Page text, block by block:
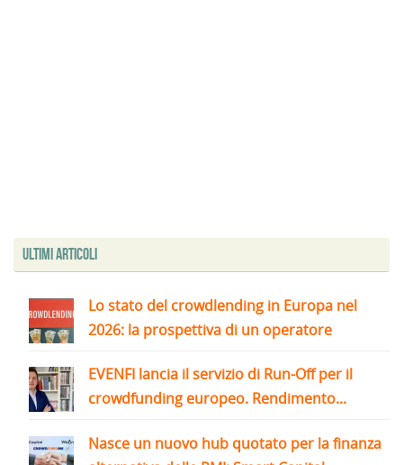
Ultimi articoli
Lo stato del crowdlending in Europa nel
2026: la prospettiva di un operatore
EVENFI lancia il servizio di Run-Off per il
crowdfunding europeo. Rendimento...
Nasce un nuovo hub quotato per la finanza